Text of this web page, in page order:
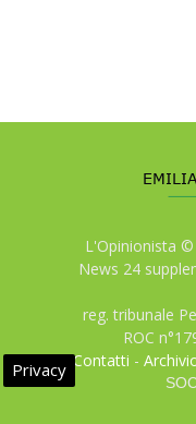
L'Opinionista ©
News 24
reg. tribunale
ROC
Contatti -
Privacy